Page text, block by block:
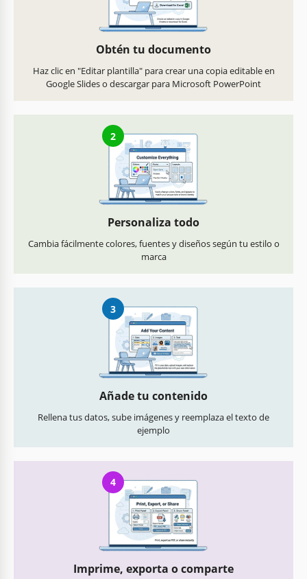
Obtén tu documento
Haz clic en "Editar plantilla" para crear una copia editable en
Google Slides o descargar para Microsoft PowerPoint
2
Personaliza todo
Cambia fácilmente colores, fuentes y diseños según tu estilo o
marca
3
Añade tu contenido
Rellena tus datos, sube imágenes y reemplaza el texto de
ejemplo
4
Imprime, exporta o comparte